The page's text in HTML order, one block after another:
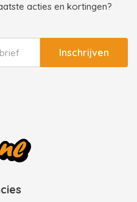
acties en kortingen?
Inschrijven